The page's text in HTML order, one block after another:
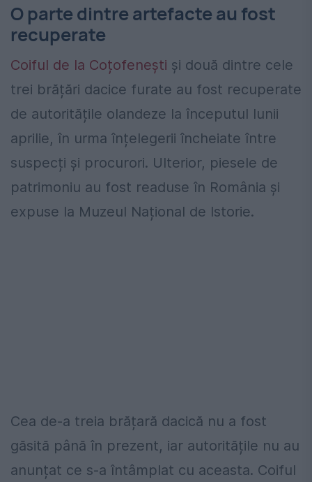
O parte dintre artefacte au fost
recuperate
Coiful de la Coțofenești și două dintre cele
trei brățări dacice furate au fost recuperate
de autoritățile olandeze la începutul lunii
aprilie, în urma înțelegerii încheiate între
suspecți și procurori. Ulterior, piesele de
patrimoniu au fost readuse în România și
expuse la Muzeul Național de Istorie.
Cea de-a treia brățară dacică nu a fost
găsită până în prezent, iar autoritățile nu au
anunțat ce s-a întâmplat cu aceasta. Coiful